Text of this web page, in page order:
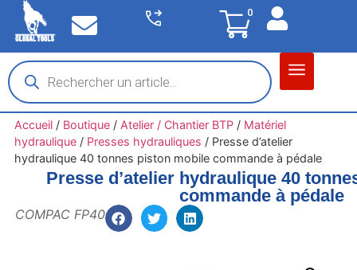
0
Accueil/ Boutique/ Atelier / Chantier BTP/ Matériel
hydraulique/ Presses hydrauliques / Presse d’atelier
hydraulique 40 tonnes piston mobile commande à pédale
Presse d’atelier hydraulique 40
commande à pédale
COMPAC FP40